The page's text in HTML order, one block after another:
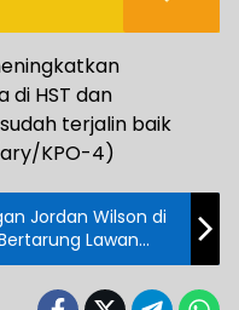
HST dan
terjalin baik
KPO-4)
Jordan Wilson di
Lawan